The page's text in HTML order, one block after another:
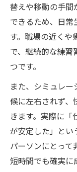
替えや移動の手
できるため、日
す。職場の近くや
で、継続的な練習
つです。
また、シミュレ
候に左右されず、
きます。実際に
が安定した」とい
パーソンにとって
短時間でも確実に